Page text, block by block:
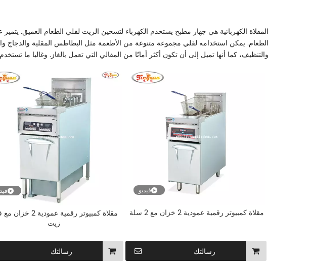
المقلاة الكهربائية هي جهاز مطبخ يستخدم الكهرباء لتسخين الزيت لقلي الطعام العميق.
الطعام. يمكن استخدامه لقلي مجموعة متنوعة من الأطعمة مثل البطاطس المقلية والدجاج
والتنظيف، كما أنها تميل إلى أن تكون أكثر أمانًا من المقالي التي تعمل بالغاز. وغالبا ما
فيديو
مقلاة كمبيوتر رقمية عمودية 2 خزان مع 2 سلة
رسالتك
مقلاة كمبيوتر رقمية عمودية 2
زيت
رسالتك